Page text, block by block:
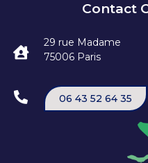
Contact
29 rue Madame
75006 Paris
06 43 52 64 35